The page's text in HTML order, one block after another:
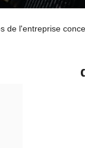
de l'entreprise